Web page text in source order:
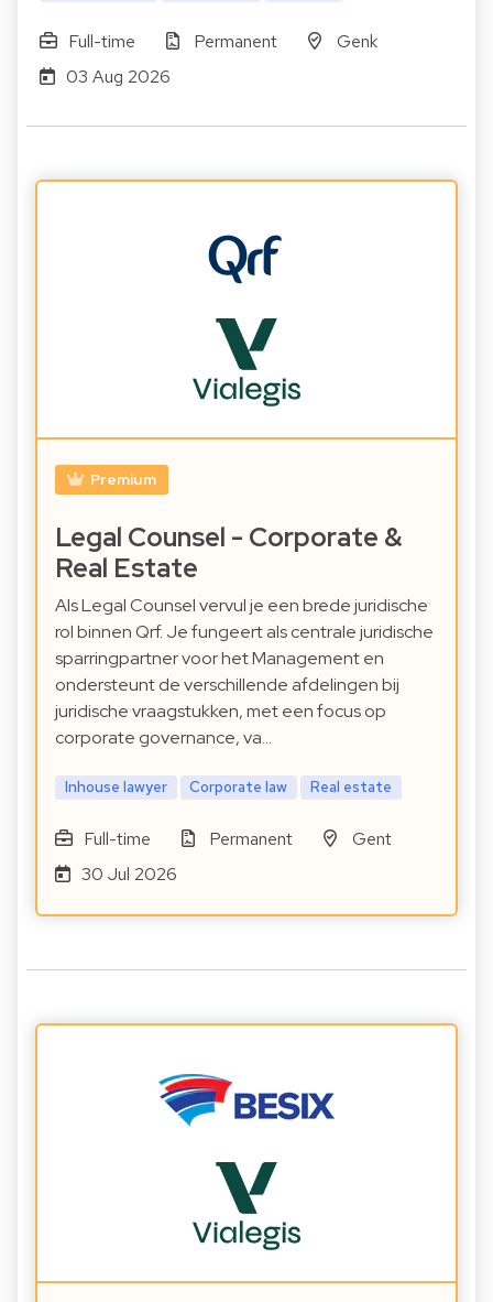
Full-time Permanent
Genk
03 Aug 2026
Premium
Legal Counsel - Corporate &
Real Estate
Als Legal Counsel vervul je een brede juridische
rol binnen Qrf. Je fungeert als centrale juridische
sparringpartner voor het Management en
ondersteunt de verschillende afdelingen bij
juridische vraagstukken, met een focus op
corporate governance, va…
Inhouse lawyer Corporate law Real estate
Full-time Permanent
Gent
30 Jul 2026